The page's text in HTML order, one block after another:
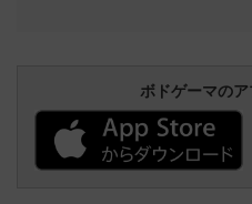
ボドゲーマの